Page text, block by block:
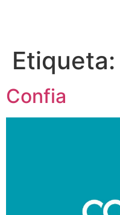
Etiqueta:
Confia